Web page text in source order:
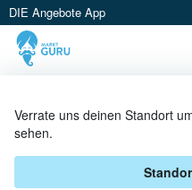
DIE Angebote App
Verrate uns deinen Standort
sehen.
HOLLANDAISE
AKTIONEN BEI